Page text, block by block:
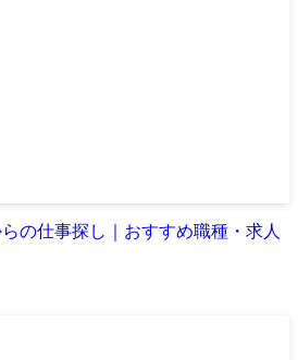
の仕事探し｜おすすめ職種・求人